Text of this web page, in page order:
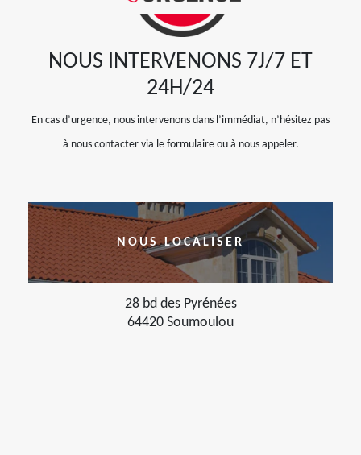
NOUS INTERVENONS 7J/7 ET
24H/24
En cas d’urgence, nous intervenons dans l’immédiat, n’hésitez pas
à nous contacter via le formulaire ou à nous appeler.
NOUS LOCALISER
28 bd des Pyrénées
64420 Soumoulou